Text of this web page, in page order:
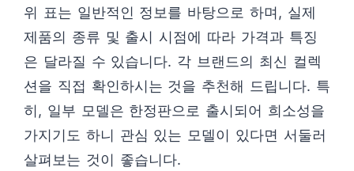
위 표는 일반적인 정보를 바탕으로 하며, 실제
제품의 종류 및 출시 시점에 따라 가격과 특징
은 달라질 수 있습니다. 각 브랜드의 최신 컬렉
션을 직접 확인하시는 것을 추천해 드립니다. 특
히, 일부 모델은 한정판으로 출시되어 희소성을
가지기도 하니 관심 있는 모델이 있다면 서둘러
살펴보는 것이 좋습니다.